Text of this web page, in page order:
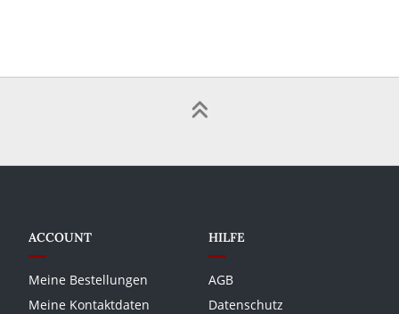
ACCOUNT
Meine Bestellungen
Meine Kontaktdaten
HILFE
AGB
Datenschutz